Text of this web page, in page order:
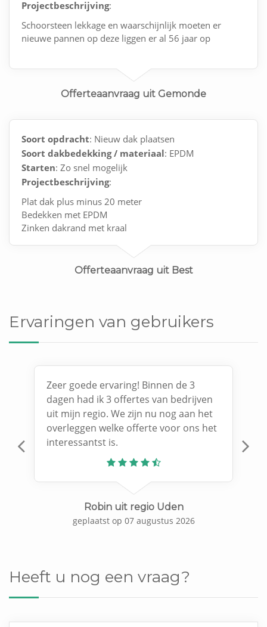
Projectbeschrijving:
Schoorsteen lekkage en waarschijnlijk moeten er
nieuwe pannen op deze liggen er al 56 jaar op
Offerteaanvraag uit Gemonde
Soort opdracht: Nieuw dak plaatsen
Soort dakbedekking / materiaal: EPDM
Starten: Zo snel mogelijk
Projectbeschrijving:
Plat dak plus minus 20 meter
Bedekken met EPDM
Zinken dakrand met kraal
Offerteaanvraag uit Best
Ervaringen van gebruikers
Zeer goede ervaring! Binnen de 3
dagen had ik 3 offertes van bedrijven
uit mijn regio. We zijn nu nog aan het
overleggen welke offerte voor ons het
interessantst is.
Robin uit regio Uden
geplaatst op 07 augustus 2026
Previous
Heeft u nog een vraag?